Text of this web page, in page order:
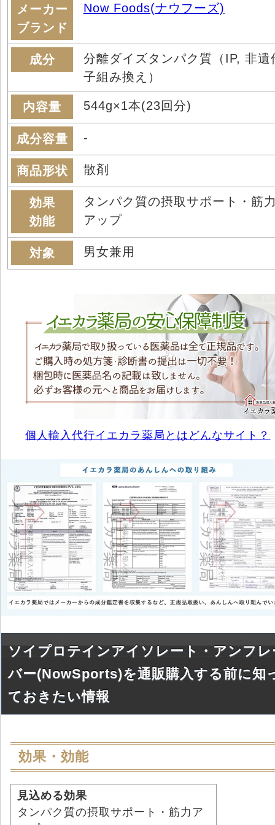
メーカー
ブランド
Now Foods(ナウフーズ)
成分
分離ダイズタンパク質（IP, 非遺
子組み換え）
内容量 544g×1本(23回分)
成分容量 -
商品形状 散剤
効果
効能
タンパク質の摂取サポート・筋
アップ
対象 男女兼用
個人輸入代行イエカラ薬局とはどんなサイト？
ソイプロテインアイソレート・アンフレ
バー(NowSports)を通販購入する前に知
ておきたい情報
効果・効能
見込める効果
タンパク質の摂取サポート・筋力ア